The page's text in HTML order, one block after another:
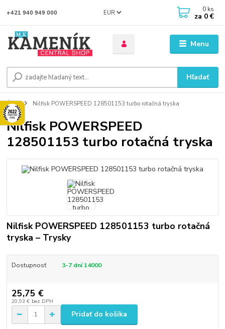
Menu
EUR
Hľadať
+421 940 949 000 0 ks
za 0 €
Úvod Nilfisk POWERSPEED 128501153 turbo rotačná tryska
Nilfisk POWERSPEED
128501153 turbo rotačná tryska
Nilfisk POWERSPEED 128501153 turbo rotačná
tryska – Trysky
Dostupnosť 3-7 dní 14000
25,75 €
20,93 € bez DPH
Pridať do košíka